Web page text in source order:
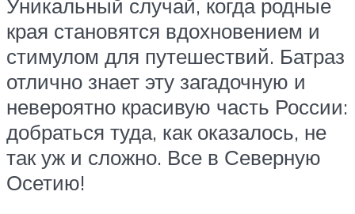
Уникальный случай, когда родные
края становятся вдохновением и
стимулом для путешествий. Батраз
отлично знает эту загадочную и
невероятно красивую часть России:
добраться туда, как оказалось, не
так уж и сложно. Все в Северную
Осетию!